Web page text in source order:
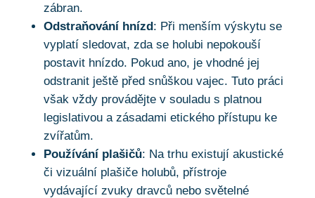
zábran.
Odstraňování hnízd: Při menším výskytu se
vyplatí sledovat, zda se holubi nepokouší
postavit hnízdo. Pokud ano, je vhodné jej
odstranit ještě před snůškou vajec. Tuto práci
však vždy provádějte v souladu s platnou
legislativou a zásadami etického přístupu ke
zvířatům.
Používání plašičů: Na trhu existují akustické
či vizuální plašiče holubů, přístroje
vydávající zvuky dravců nebo světelné